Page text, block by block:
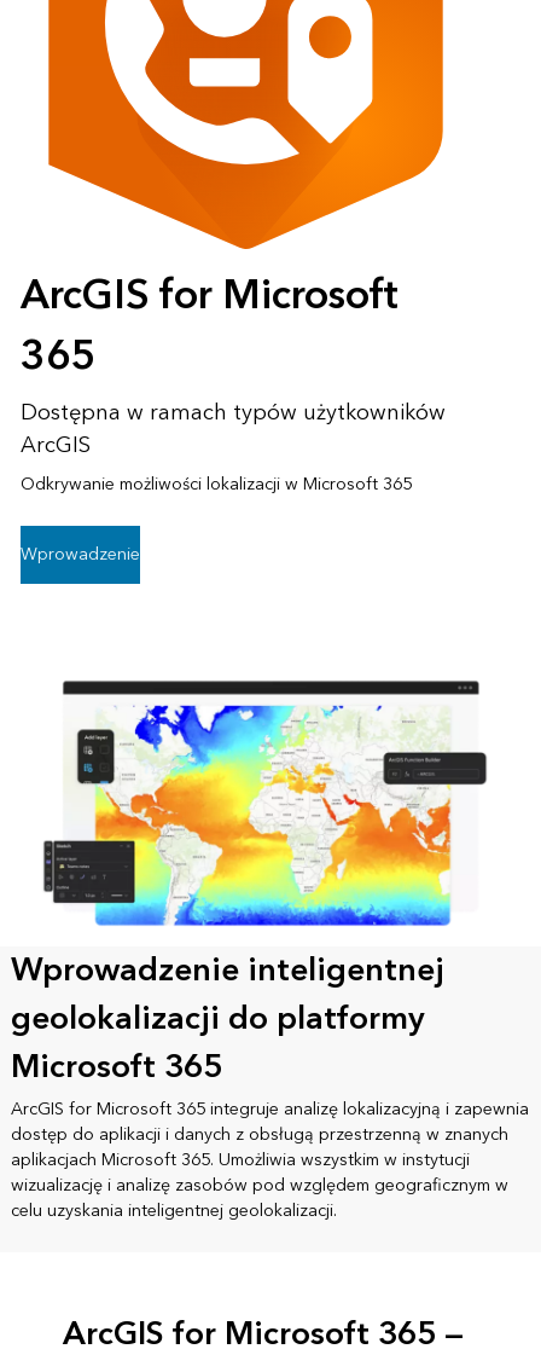
ArcGIS for Microsoft
365
Dostępna w ramach typów użytkowników
ArcGIS
Odkrywanie możliwości lokalizacji w Microsoft 365
Wprowadzenie
Wprowadzenie inteligentnej
geolokalizacji do platformy
Microsoft 365
ArcGIS for Microsoft 365 integruje analizę lokalizacyjną i zapewnia
dostęp do aplikacji i danych z obsługą przestrzenną w znanych
aplikacjach Microsoft 365. Umożliwia wszystkim w instytucji
wizualizację i analizę zasobów pod względem geograficznym w
celu uzyskania inteligentnej geolokalizacji.
ArcGIS for Microsoft 365 —